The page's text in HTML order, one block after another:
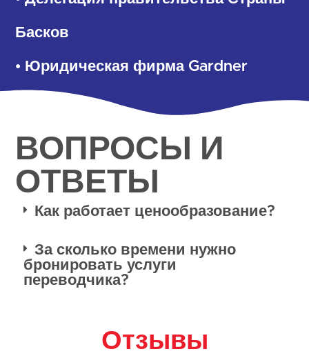
Басков
• Юридическая фирма Gardner
ВОПРОСЫ И
ОТВЕТЫ
Как работает ценообразование?
За сколько времени нужно
бронировать услуги
переводчика?
Отзывы